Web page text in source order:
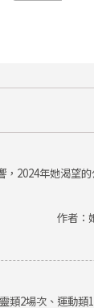
2024年她渴望
作者：
類2場次、運動